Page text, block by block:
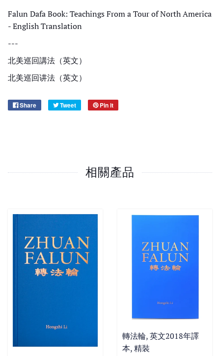
Falun Dafa Book: Teachings From a Tour of North America
- English Translation
---
北美巡回講法（英文）
北美巡回讲法（英文）
Share Tweet Pin it
相關產品
轉法輪, 英文2018年譯
本, 精裝